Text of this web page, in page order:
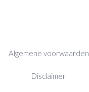
Algemene voorwaarden
Disclaimer